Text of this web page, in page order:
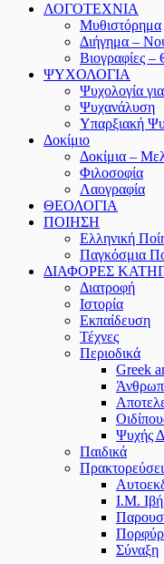
ΛΟΓΟΤΕΧΝΙΑ
Μυθιστόρημα
Διήγημα –
Βιογραφίες –
ΨΥΧΟΛΟΓΙΑ
Ψυχολογία
Ψυχανάλυση
Υπαρξιακή
Δοκίμιο
Δοκίμια –
Φιλοσοφία
Λαογραφία
ΘΕΟΛΟΓΙΑ
ΠΟΙΗΣΗ
Ελληνική
Παγκόσμια
ΔΙΑΦΟΡΕΣ
Διατροφή
Ιστορία
Εκπαίδευση
Τέχνες
Περιοδικά
Greek
Ψυχής
Παιδικά
Ι.Μ.
Σύναξη